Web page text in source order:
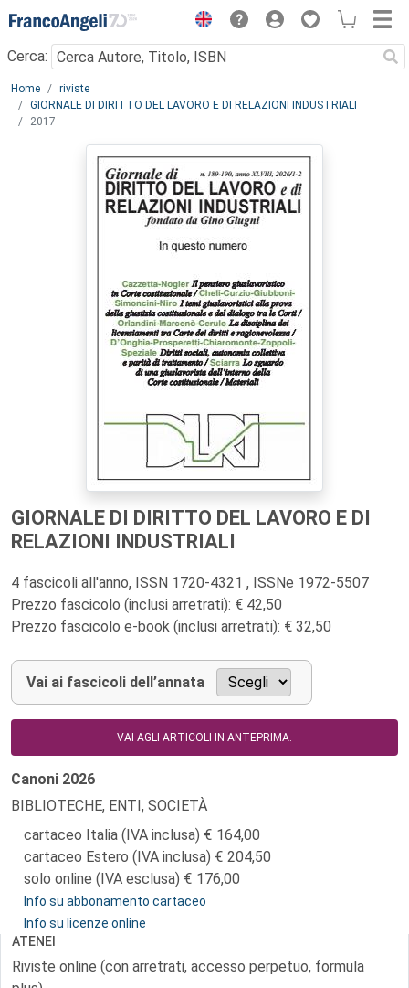
Menu
Cerca:
Main content
Home
riviste
GIORNALE DI DIRITTO DEL LAVORO E DI RELAZIONI INDUSTRIALI
2017
GIORNALE DI DIRITTO DEL LAVORO E DI
RELAZIONI INDUSTRIALI
4 fascicoli all'anno, ISSN 1720-4321 , ISSNe 1972-5507
Prezzo fascicolo (inclusi arretrati): € 42,50
Prezzo fascicolo e-book (inclusi arretrati): € 32,50
Vai ai fascicoli dell’annata
VAI AGLI ARTICOLI IN ANTEPRIMA.
Canoni 2026
BIBLIOTECHE, ENTI, SOCIETÀ
cartaceo Italia (IVA inclusa)
164,00
cartaceo Estero (IVA inclusa)
204,50
solo online (IVA esclusa)
176,00
Info su abbonamento cartaceo
Info su licenze online
ATENEI
Riviste online (con arretrati, accesso perpetuo, formula